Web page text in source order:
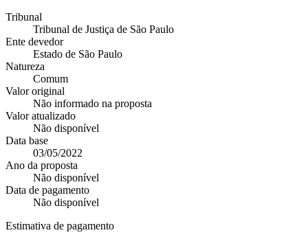
Tribunal
Tribunal de Justiça de São Paulo
Ente devedor
Estado de São Paulo
Natureza
Comum
Valor original
Não informado na proposta
Valor atualizado
Não disponível
Data base
03/05/2022
Ano da proposta
Não disponível
Data de pagamento
Não disponível
Estimativa de pagamento